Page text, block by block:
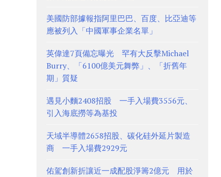
美國防部據報指阿里巴巴、百度、比亞迪等
應被列入「中國軍事企業名單」
英偉達7頁備忘曝光 罕有大反擊Michael
Burry、「6100億美元舞弊」、「折舊年
期」質疑
遇見小麵2408招股 一手入場費3556元、
引入海底撈等為基投
天域半導體2658招股、碳化硅外延片製造
商 一手入場費2929元
佑駕創新折讓近一成配股淨籌2億元 用於